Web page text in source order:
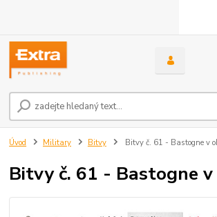
Úvod Military Bitvy Bitvy č. 61 - Bastogne v
Bitvy č. 61 - Bastogne